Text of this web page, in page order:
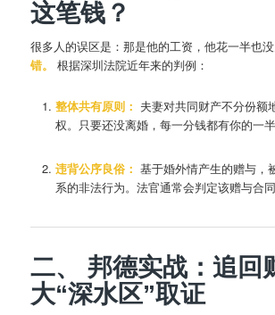
这笔钱？
很多人的误区是：那是他的工资，他花一半也
错。
根据深圳法院近年来的判例：
整体共有原则： 夫妻对共同财产不分份额
权。只要还没离婚，每一分钱都有你的一半
违背公序良俗： 基于婚外情产生的赠与，
系的非法行为。法官通常会判定该赠与合同
二、 邦德实战：追回
大“深水区”取证